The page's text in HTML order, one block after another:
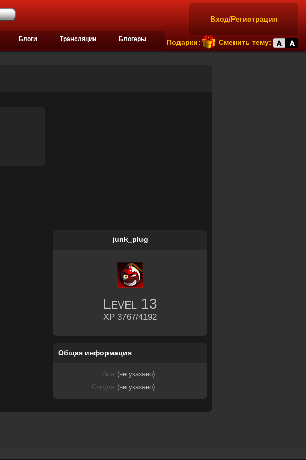
Вход/Регистрация
Подарки: Сменить тему:
Блоги Трансляции Блогеры
junk_plug
Level 13
XP 3767/4192
Общая информация
Имя (не указано)
Откуда (не указано)